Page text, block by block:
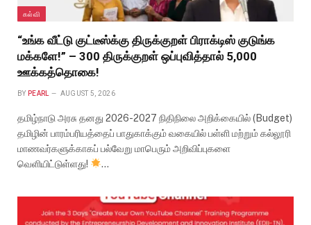
கல்வி
“உங்க வீட்டு குட்டீஸ்க்கு திருக்குறள் பிராக்டிஸ் குடுங்க
மக்களே!” – 300 திருக்குறள் ஒப்புவித்தால் ₹5,000
ஊக்கத்தொகை!
BY PEARL AUGUST 5, 2026
தமிழ்நாடு அரசு தனது 2026-2027 நிதிநிலை அறிக்கையில் (Budget)
தமிழின் பாரம்பரியத்தைப் பாதுகாக்கும் வகையில் பள்ளி மற்றும் கல்லூரி
மாணவர்களுக்காகப் பல்வேறு மாபெரும் அறிவிப்புகளை
வெளியிட்டுள்ளது!
…